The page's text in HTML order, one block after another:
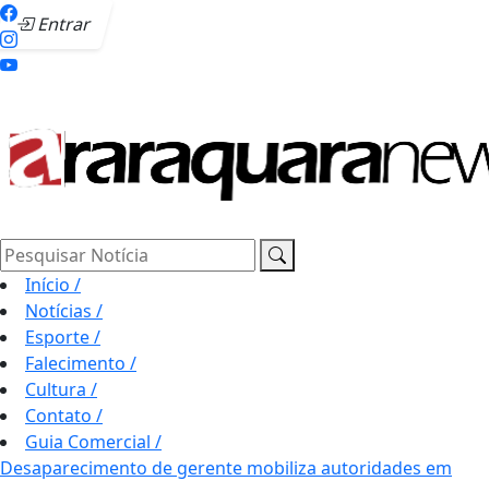
Entrar
Pesquisar Notícia
Início /
Notícias /
Esporte/
Falecimento /
Cultura /
Contato /
Guia Comercial /
Desaparecimento de gerente mobiliza autoridades em